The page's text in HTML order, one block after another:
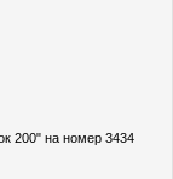
200" на номер 3434